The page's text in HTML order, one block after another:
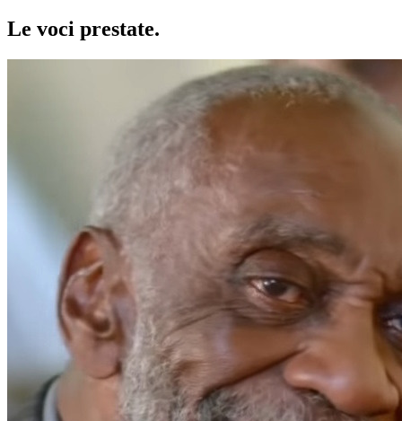
Le voci prestate.